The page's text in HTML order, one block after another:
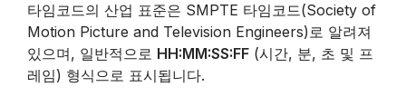
타임코드의 산업 표준은 SMPTE 타임코드(Society of
Motion Picture and Television Engineers)로 알려져
있으며, 일반적으로 HH:MM:SS:FF (시간, 분, 초 및 프
레임) 형식으로 표시됩니다.